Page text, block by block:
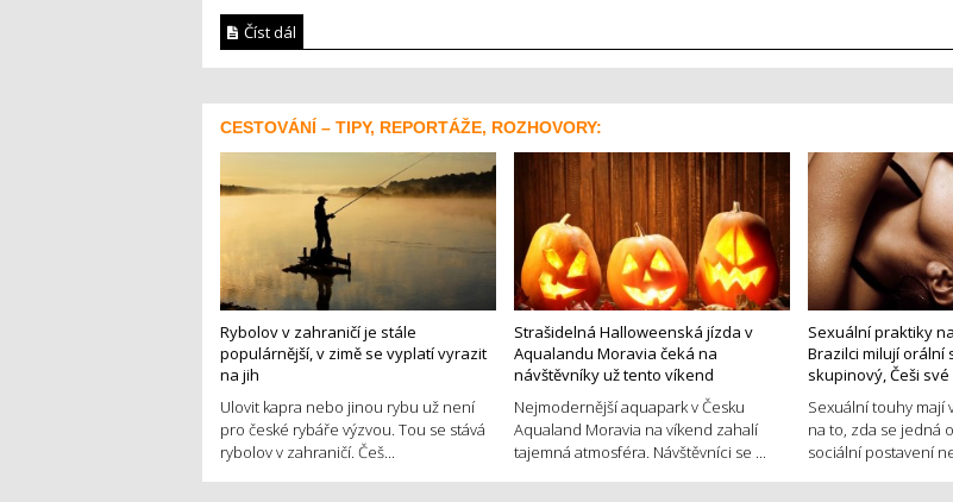
Číst dál
CESTOVÁNÍ – TIPY, REPORTÁŽE, ROZHOVORY:
Rybolov v zahraničí je stále
populárnější, v zimě se vyplatí vyrazit
na jih
Ulovit kapra nebo jinou rybu už není
pro české rybáře výzvou. Tou se stává
rybolov v zahraničí. Češ...
Strašidelná Halloweenská jízda v
Aqualandu Moravia čeká na
návštěvníky už tento víkend
Nejmodernější aquapark v Česku
Aqualand Moravia na víkend zahalí
tajemná atmosféra. Návštěvníci se ...
Sexuální praktiky
Brazilci milují orální
skupinový, Češi
Sexuální touhy
na to, zda se jedná
sociální postavení